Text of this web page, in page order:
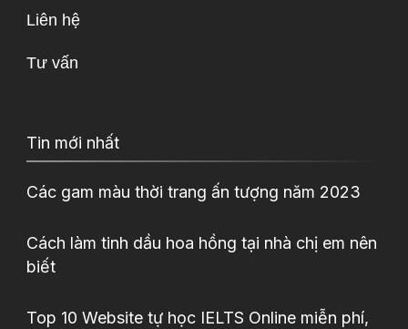
Liên hệ
Tư vấn
Tin mới nhất
Các gam màu thời trang ấn tượng năm 2023
Cách làm tinh dầu hoa hồng tại nhà chị em nên
biết
Top 10 Website tự học IELTS Online miễn phí,